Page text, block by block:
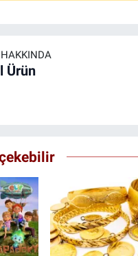
Ürün